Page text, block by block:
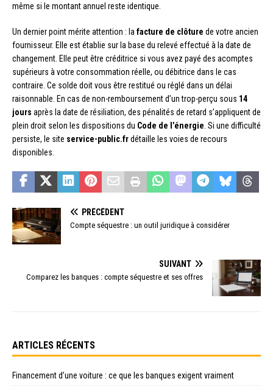
même si le montant annuel reste identique.
Un dernier point mérite attention : la facture de clôture de votre ancien
fournisseur. Elle est établie sur la base du relevé effectué à la date de
changement. Elle peut être créditrice si vous avez payé des acomptes
supérieurs à votre consommation réelle, ou débitrice dans le cas
contraire. Ce solde doit vous être restitué ou réglé dans un délai
raisonnable. En cas de non-remboursement d’un trop-perçu sous 14
jours après la date de résiliation, des pénalités de retard s’appliquent de
plein droit selon les dispositions du Code de l’énergie . Si une difficulté
persiste, le site service-public.frdétaille les voies de recours
disponibles.
PRÉCÉDENT
Compte séquestre : un outil juridique à considérer
SUIVANT
Comparez les banques : compte séquestre et ses offres
ARTICLES RÉCENTS
Financement d’une voiture : ce que les banques exigent vraiment